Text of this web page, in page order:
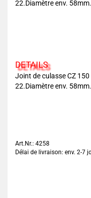
22.Diamètre env.
DETAILS
Joint de culasse CZ
22.Diamètre env.
Art.Nr.: 4258
Délai de livraison: env. 2-7